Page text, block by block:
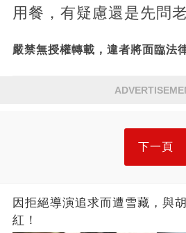
用餐，有疑慮還是先問
嚴禁無授權轉載，違者將面臨法
下一頁
因拒絕導演追求而遭雪藏，與
紅！